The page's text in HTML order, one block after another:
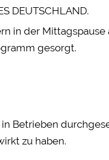
DEUTSCHLAND.
in der
gesorgt.
Betrieben
zu haben.